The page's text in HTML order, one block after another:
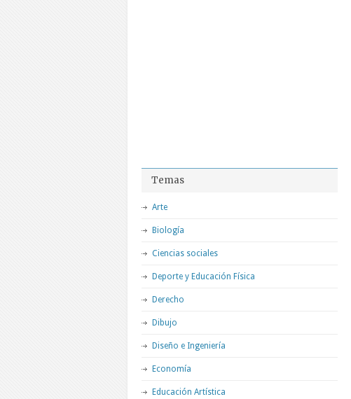
Temas
Arte
Biología
Ciencias sociales
Deporte y Educación Física
Derecho
Dibujo
Diseño e Ingeniería
Economía
Educación Artística